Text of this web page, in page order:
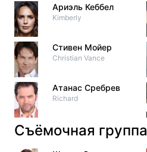
Ариэль Кеббел
Kimberly
Стивен Мойер
Christian Vance
Атанас Сребрев
Richard
Съёмочная группа